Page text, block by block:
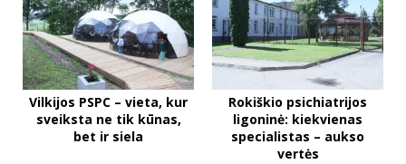
Vilkijos PSPC – vieta, kur
sveiksta ne tik kūnas,
bet ir siela
Rokiškio psichiatrijos
ligoninė: kiekvienas
specialistas – aukso
vertės